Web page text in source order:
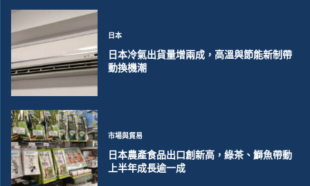
日本
日本冷氣出貨量增兩成，高溫與節能新制帶
動換機潮
市場與貿易
日本農產食品出口創新高，綠茶、鰤魚帶動
上半年成長逾一成